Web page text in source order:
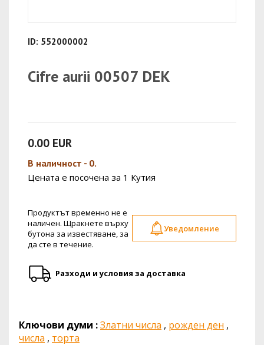
ID: 552000002
Cifre aurii 00507 DEK
0.00 EUR
В наличност - 0.
Цената е посочена за 1 Кутия
Продуктът временно не е
наличен. Щракнете върху
бутона за известяване, за
да сте в течение.
Уведомление
Разходи и условия за доставка
Ключови думи :Златни числа , рожден ден ,
числа , торта